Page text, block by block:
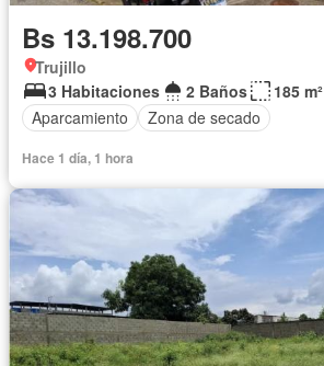
Bs 13.198.700
Trujillo
3 Habitaciones
2 Baños
185 m²
Aparcamiento
Zona de secado
Hace 1 día, 1 hora